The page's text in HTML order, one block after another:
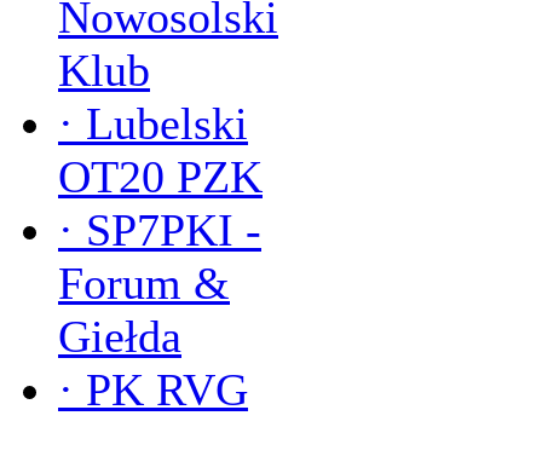
Nowosolski
Klub
· Lubelski
OT20 PZK
· SP7PKI -
Forum &
Giełda
· PK RVG